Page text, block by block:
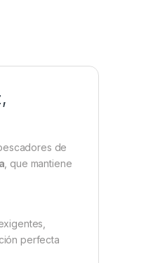
de
, que mantiene
perfecta